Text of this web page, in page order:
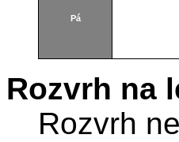
Pá
Rozvrh na
Rozvrh